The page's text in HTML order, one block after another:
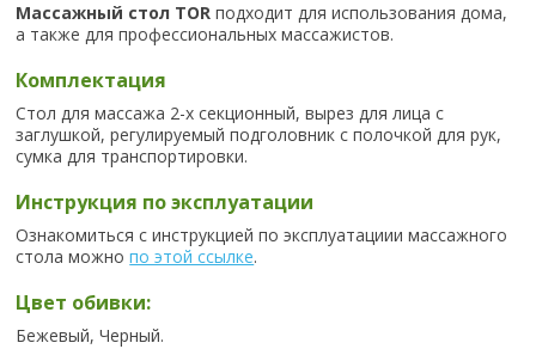
Массажный стол TORподходит для использования дома,
а также для профессиональных массажистов.
Комплектация
Стол для массажа 2-х секционный, вырез для лица с
заглушкой, регулируемый подголовник с полочкой для рук,
сумка для транспортировки.
Инструкция по эксплуатации
Ознакомиться с инструкцией по эксплуатациии массажного
стола можнопо этой ссылке.
Цвет обивки:
Бежевый, Черный.